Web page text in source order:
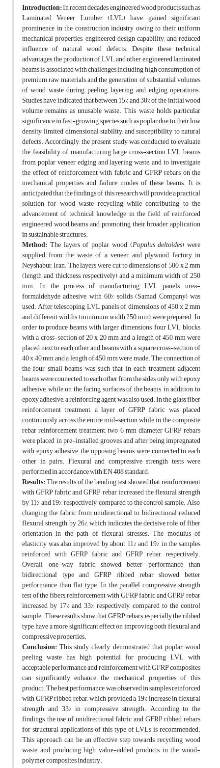
Introduction:In recent decades, engineered wood products such as
Laminated Veneer Lumber (LVL) have gained significant
prominence in the construction industry owing to their uniform
mechanical properties, engineered design capability, and reduced
influence of natural wood defects. Despite these technical
advantages, the production of LVL and other engineered laminated
beams is associated with challenges including high consumption of
premium raw materials and the generation of substantial volumes
of wood waste during peeling, layering, and edging operations.
Studies have indicated that between 15% and 30% of the initial wood
volume remains as unusable waste. This waste holds particular
significance in fast-growing species such as poplar due to their low
density, limited dimensional stability, and susceptibility to natural
defects. Accordingly, the present study was conducted to evaluate
the feasibility of manufacturing large cross-section LVL beams
from poplar veneer edging and layering waste, and to investigate
the effect of reinforcement with fabric and GFRP rebars on the
mechanical properties and failure modes of these beams. It is
anticipated that the findings of this research will provide a practical
solution for wood waste recycling while contributing to the
advancement of technical knowledge in the field of reinforced
engineered wood beams and promoting their broader application
in sustainable structures.
Method: The layers of poplar wood (Populus deltoides) were
supplied from the waste of a veneer and plywood factory in
Neyshabur, Iran. The layers were cut to dimensions of 500 x 2 mm
(length and thickness, respectively) and a minimum width of 250
mm. In the process of manufacturing LVL panels, urea-
formaldehyde adhesive with 60% solids (Samad Company) was
used. After telescoping, LVL panels of dimensions of 450 x 2 mm
and different widths (minimum width 250 mm) were prepared. In
order to produce beams with larger dimensions, four LVL blocks
with a cross-section of 20 x 20 mm and a length of 450 mm were
placed next to each other, and beams with a square cross-section of
40 x 40 mm and a length of 450 mm were made. The connection of
the four small beams was such that in each treatment, adjacent
beams were connected to each other from the sides only with epoxy
adhesive, while on the facing surfaces of the beams, in addition to
epoxy adhesive, a reinforcing agent was also used. In the glass fiber
reinforcement treatment, a layer of GFRP fabric was placed
continuously across the entire mid-section, while in the composite
rebar reinforcement treatment, two 6 mm diameter GFRP rebars
were placed in pre-installed grooves and after being impregnated
with epoxy adhesive, the opposing beams were connected to each
other in pairs. Flexural and compressive strength tests were
performed in accordance with EN 408 standard.
Results:The results of the bending test showed that reinforcement
with GFRP fabric and GFRP rebar increased the flexural strength
by 11% and 19%, respectively, compared to the control sample. Also,
changing the fabric from unidirectional to bidirectional reduced
flexural strength by 26%, which indicates the decisive role of fiber
orientation in the path of flexural stresses. The modulus of
elasticity was also improved by about 11% and 19% in the samples
reinforced with GFRP fabric and GFRP rebar, respectively.
Overall, one-way fabric showed better performance than
bidirectional type and GFRP ribbed rebar showed better
performance than flat type. In the parallel compressive strength
test of the fibers, reinforcement with GFRP fabric and GFRP rebar
increased by 17% and 33%, respectively, compared to the control
sample. These results show that GFRP rebars, especially the ribbed
type, have a more significant effect on improving both flexural and
compressive properties.
Conclusion:This study clearly demonstrated that poplar wood
peeling waste has high potential for producing LVL with
acceptable performance and reinforcement with GFRP composites
can significantly enhance the mechanical properties of this
product. The best performance was observed in samples reinforced
with GFRP ribbed rebar, which provided a 19% increase in flexural
strength and 33% in compressive strength. According to the
findings, the use of unidirectional fabric and GFRP ribbed rebars
for structural applications of this type of LVLs is recommended.
This approach can be an effective step towards recycling wood
waste and producing high value-added products in the wood-
polymer composites industry.